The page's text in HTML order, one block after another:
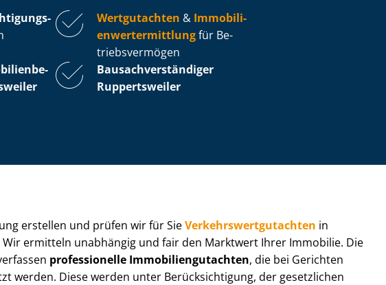
Wertgutachten & Im­mo­bi­li­
en­wert­ermitt­lungfür Be­
triebs­ver­mö­gen
Bau­sach­ver­stän­di­ger
Ruppertsweiler
erstellen und prüfen wir für SieVer­kehrs­wert­gut­ach­ten in
Wir ermitteln unabhängig und fair den Marktwert Ihrer Immobilie. Die
professionelle Im­mo­bi­li­en­gut­ach­ten, die bei Gerichten
werden. Diese werden unter Be­rück­sich­ti­gung, der gesetzlichen